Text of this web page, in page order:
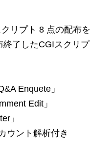
リプト 8 点の配布を
了したCGIスクリプ
Enquete」
Edit」
」
ウント解析付き